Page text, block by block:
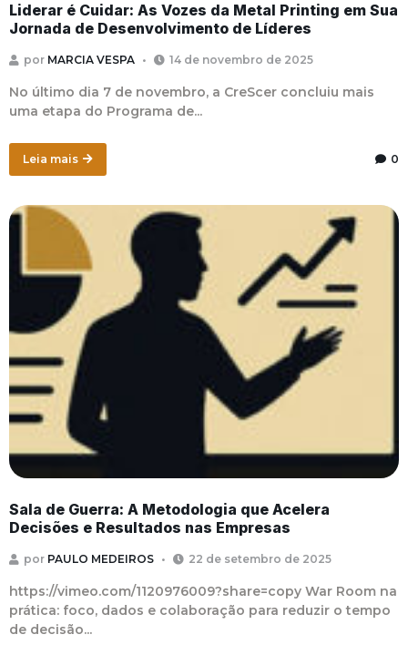
Liderar é Cuidar: As Vozes da Metal Printing em Sua
Jornada de Desenvolvimento de Líderes
por MARCIA VESPA 14 de novembro de 2025
No último dia 7 de novembro, a CreScer concluiu mais
uma etapa do Programa de...
Leia mais 0
Sala de Guerra: A Metodologia que Acelera
Decisões e Resultados nas Empresas
por PAULO MEDEIROS 22 de setembro de 2025
https://vimeo.com/1120976009?share=copy War Room na
prática: foco, dados e colaboração para reduzir o tempo
de decisão...